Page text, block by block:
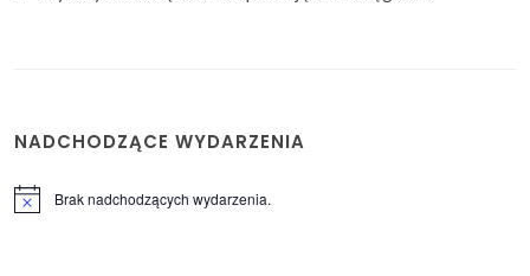
NADCHODZĄCE WYDARZENIA
Powiadomienie
Brak nadchodzących wydarzenia.